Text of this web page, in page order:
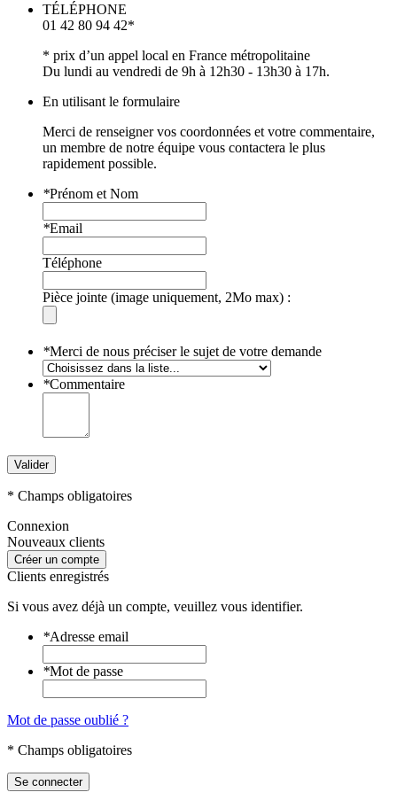
TÉLÉPHONE
01 42 80 94 42*
* prix d’un appel local en France métropolitaine
Du lundi au vendredi de 9h à 12h30 - 13h30 à 17h.
En utilisant le formulaire
Merci de renseigner vos coordonnées et votre commentaire,
un membre de notre équipe vous contactera le plus
rapidement possible.
*Prénom et Nom
*Email
Téléphone
Pièce jointe (image uniquement, 2Mo max) :
*Merci de nous préciser le sujet de votre demande
*Commentaire
Valider
* Champs obligatoires
Connexion
Nouveaux clients
Créer un compte
Clients enregistrés
Si vous avez déjà un compte, veuillez vous identifier.
*Adresse email
*Mot de passe
Mot de passe oublié ?
* Champs obligatoires
Se connecter